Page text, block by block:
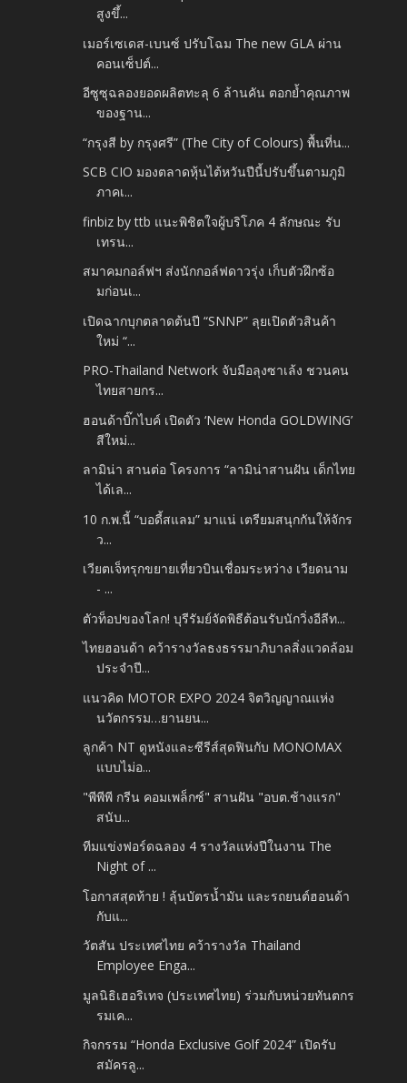
สูงขึ้...
เมอร์เซเดส-เบนซ์ ปรับโฉม The new GLA ผ่าน
คอนเซ็ปต์...
อีซูซุฉลองยอดผลิตทะลุ 6 ล้านคัน ตอกย้ำคุณภาพ
ของฐาน...
“กรุงสี by กรุงศรี” (The City of Colours) พื้นที่น...
SCB CIO มองตลาดหุ้นไต้หวันปีนี้ปรับขึ้นตามภูมิ
ภาคเ...
finbiz by ttb แนะพิชิตใจผู้บริโภค 4 ลักษณะ รับ
เทรน...
สมาคมกอล์ฟฯ ส่งนักกอล์ฟดาวรุ่ง เก็บตัวฝึกซ้อ
มก่อนเ...
เปิดฉากบุกตลาดต้นปี “SNNP” ลุยเปิดตัวสินค้า
ใหม่ “...
PRO-Thailand Network จับมือลุงซาเล้ง ชวนคน
ไทยสายกร...
ฮอนด้าบิ๊กไบค์ เปิดตัว ‘New Honda GOLDWING’
สีใหม่...
ลามิน่า สานต่อ โครงการ “ลามิน่าสานฝัน เด็กไทย
ได้เล...
10 ก.พ.นี้ “บอดี้สแลม” มาแน่ เตรียมสนุกกันให้จักร
ว...
เวียตเจ็ทรุกขยายเที่ยวบินเชื่อมระหว่าง เวียดนาม
- ...
ตัวท็อปของโลก! บุรีรัมย์จัดพิธีต้อนรับนักวิ่งอีลีท...
ไทยฮอนด้า คว้ารางวัลธงธรรมาภิบาลสิ่งแวดล้อม
ประจำปี...
แนวคิด MOTOR EXPO 2024 จิตวิญญาณแห่ง
นวัตกรรม…ยานยน...
ลูกค้า NT ดูหนังและซีรีส์สุดฟินกับ MONOMAX
แบบไม่อ...
"พีพีพี กรีน คอมเพล็กซ์" สานฝัน "อบต.ช้างแรก"
สนับ...
ทีมแข่งฟอร์ดฉลอง 4 รางวัลแห่งปีในงาน The
Night of ...
โอกาสสุดท้าย ! ลุ้นบัตรน้ำมัน และรถยนต์ฮอนด้า
กับแ...
วัตสัน ประเทศไทย คว้ารางวัล Thailand
Employee Enga...
มูลนิธิเฮอริเทจ (ประเทศไทย) ร่วมกับหน่วยทันตกร
รมเค...
กิจกรรม “Honda Exclusive Golf 2024” เปิดรับ
สมัครลู...